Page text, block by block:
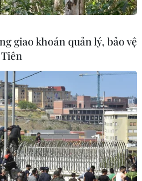
giao khoán quản lý, bảo vệ